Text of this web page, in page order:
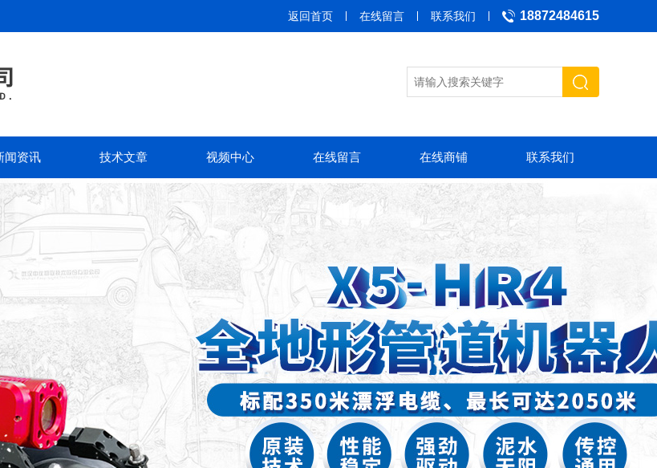
18872484615
返回首页 在线留言 联系我们
闻资讯 技术文章 视频中心 在线留言 在线商铺 联系我们